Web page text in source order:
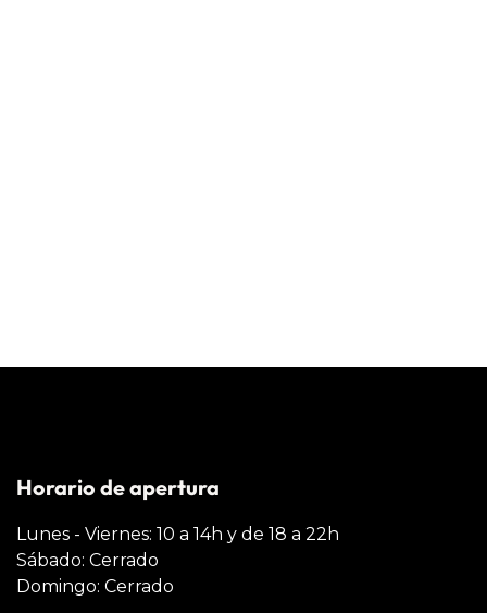
Horario de apertura
Lunes - Viernes: 10 a 14h y de 18 a 22h
Sábado: Cerrado
Domingo: Cerrado